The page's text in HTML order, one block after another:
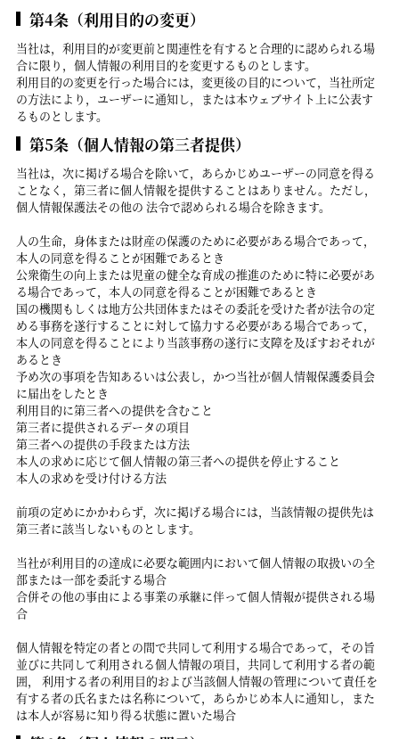
第4条（利用目的の変更）
当社は，利用目的が変更前と関連性を有すると合理的に認められる場
合に限り，個人情報の利用目的を変更するものとします。
利用目的の変更を行った場合には，変更後の目的について，当社所定
の方法により，ユーザーに通知し，または本ウェブサイト上に公表す
るものとします。
第5条（個人情報の第三者提供）
当社は，次に掲げる場合を除いて，あらかじめユーザーの同意を得る
ことなく，第三者に個人情報を提供することはありません。ただし，
個人情報保護法その他の 法令で認められる場合を除きます。
人の生命，身体または財産の保護のために必要がある場合であって，
本人の同意を得ることが困難であるとき
公衆衛生の向上または児童の健全な育成の推進のために特に必要があ
る場合であって，本人の同意を得ることが困難であるとき
国の機関もしくは地方公共団体またはその委託を受けた者が法令の定
める事務を遂行することに対して協力する必要がある場合であって，
本人の同意を得ることにより当該事務の遂行に支障を及ぼすおそれが
あるとき
予め次の事項を告知あるいは公表し，かつ当社が個人情報保護委員会
に届出をしたとき
利用目的に第三者への提供を含むこと
第三者に提供されるデータの項目
第三者への提供の手段または方法
本人の求めに応じて個人情報の第三者への提供を停止すること
本人の求めを受け付ける方法
前項の定めにかかわらず，次に掲げる場合には，当該情報の提供先は
第三者に該当しないものとします。
当社が利用目的の達成に必要な範囲内において個人情報の取扱いの全
部または一部を委託する場合
合併その他の事由による事業の承継に伴って個人情報が提供される場
合
個人情報を特定の者との間で共同して利用する場合であって，その旨
並びに共同して利用される個人情報の項目，共同して利用する者の範
囲， 利用する者の利用目的および当該個人情報の管理について責任を
有する者の氏名または名称について，あらかじめ本人に通知し，また
は本人が容易に知り得る状態に置いた場合